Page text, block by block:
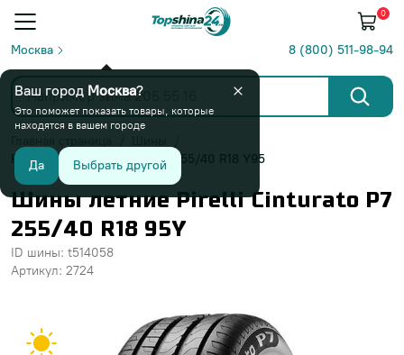
0
Москва 8 (800) 511-98-94
Pirelli Cinturato P7 Run Flat 255/40 R18 Y95
Шины летние Pirelli Cinturato P7
255/40 R18 95Y
ID шины: t514058
Артикул: 2724
Ваш город Москва?
Это поможет показать товары, которые
находятся в вашем городе
Да Выбрать другой